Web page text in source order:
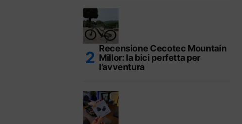
Recensione Cecotec Mountain
Millor: la bici perfetta per
l’avventura